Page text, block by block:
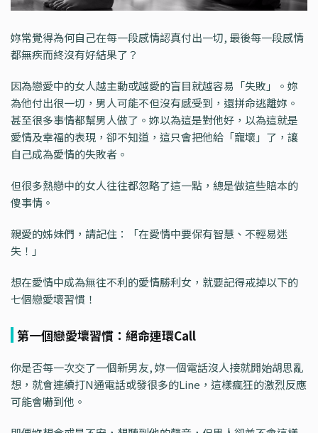
妳常覺得為何自己在每一段感情認真付出一切, 最後每一段感情
都無疾而終沒有好結果了？
因為戀愛中的女人越主動或越愛的盲目就越容易「失敗」。妳
為他付出很一切，男人可能不但沒有感受到，還拼命逃離妳。
甚至很多事情都幫男人做了。妳以為這是對他好，以為這就是
愛情及幸福的表現，卻不知道，這只會把他給「寵壞」了，讓
自己成為愛情的失敗者。
但很多熱戀中的女人往往都忽略了這一點，總是做這些賠本的
傻事情。
親愛的姊妹們，請記住：「在愛情中要保有智慧、不輕易迷
失！」
想在愛情中成為無往不利的愛情勝利女，就要記得戒掉以下的
七個戀愛壞習慣！
第一個戀愛壞習慣：絕命連環Call
你是否每一次交了一個新男友, 妳一個電話沒人接就開始胡思亂
想，就會連續打N通電話或發很多的Line，這樣瘋狂的激烈反應
可能會嚇到他。